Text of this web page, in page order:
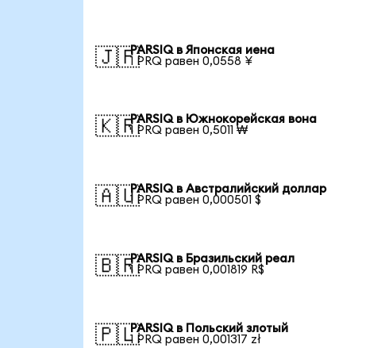
🇯🇵PARSIQ в Японская иена
1 PRQ равен 0,0558 ¥
🇰🇷PARSIQ в Южнокорейская вона
1 PRQ равен 0,5011 ₩
🇦🇺PARSIQ в Австралийский доллар
1 PRQ равен 0,000501 $
🇧🇷PARSIQ в Бразильский реал
1 PRQ равен 0,001819 R$
🇵🇱PARSIQ в Польский злотый
1 PRQ равен 0,001317 zł